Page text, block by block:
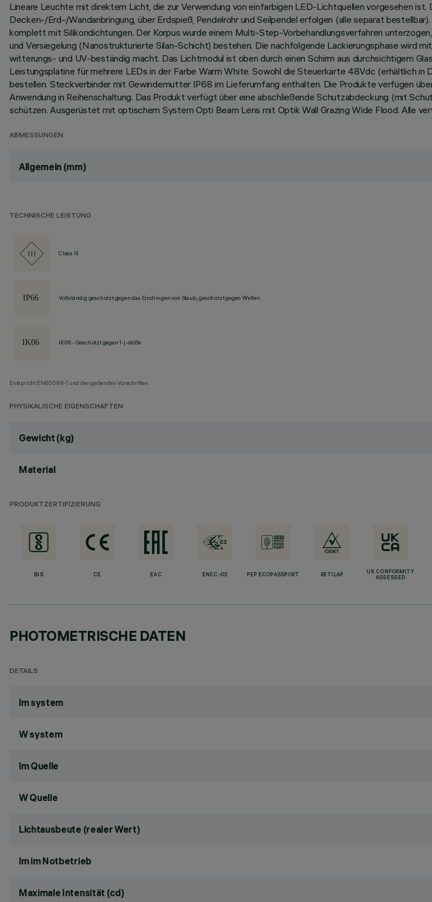
Lineare Leuchte mit direktem Licht, die zur Verwendung von einfarbigen LED-Lichtquellen vorgesehen
Decken-/Erd-/Wandanbringung, über Erdspieß, Pendelrohr und Seilpendel erfolgen (alle separat
komplett mit Silikondichtungen. Der Korpus wurde einem Multi-Step-Vorbehandlungsverfahren
und Versiegelung (Nanostrukturierte Silan-Schicht) bestehen. Die nachfolgende Lackierungsphase wird
witterungs- und UV-beständig macht. Das Lichtmodul ist oben durch einen Schirm aus durchsichtigem
Leistungsplatine für mehrere LEDs in der Farbe Warm White. Sowohl die Steuerkarte 48Vdc (erhältlich
bestellen. Steckverbinder mit Gewindemutter IP68 im Lieferumfang enthalten. Die Produkte verfügen
Anwendung in Reihenschaltung. Das Produkt verfügt über eine abschließende Schutzabdeckung (mit
schützen. Ausgerüstet mit optischem System Opti Beam Lens mit Optik Wall Grazing Wide Flood. Alle
ABMESSUNGEN
Allgemein (mm)
TECHNISCHE LEISTUNG
Class III
Vollständig geschützt gegen das Eindringen von Staub, geschützt gegen Wellen.
IK06 - Geschützt gegen 1-j-stöße
Entspricht EN60598-1 und den geltenden Vorschriften.
PHYSIKALISCHE EIGENSCHAFTEN
Gewicht (kg)
Material
PRODUKTZERTIFIZIERUNG
BIS CE EAC ENEC-03 PEP ECOPASSPORT RETILAP
UK CONFORMITY
ASSESSED
PHOTOMETRISCHE DATEN
DETAILS
lm system
W system
lm Quelle
W Quelle
Lichtausbeute (realer Wert)
lm im Notbetrieb
Maximale Intensität (cd)